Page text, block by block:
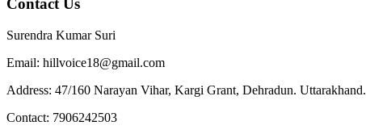
Contact Us
Surendra Kumar Suri
Email: hillvoice18@gmail.com
Address: 47/160 Narayan Vihar, Kargi Grant, Dehradun. Uttarakhand.
Contact: 7906242503